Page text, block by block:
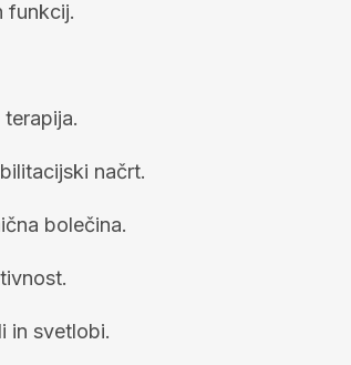
funkcij.
načrt.
bolečina.
in svetlobi.